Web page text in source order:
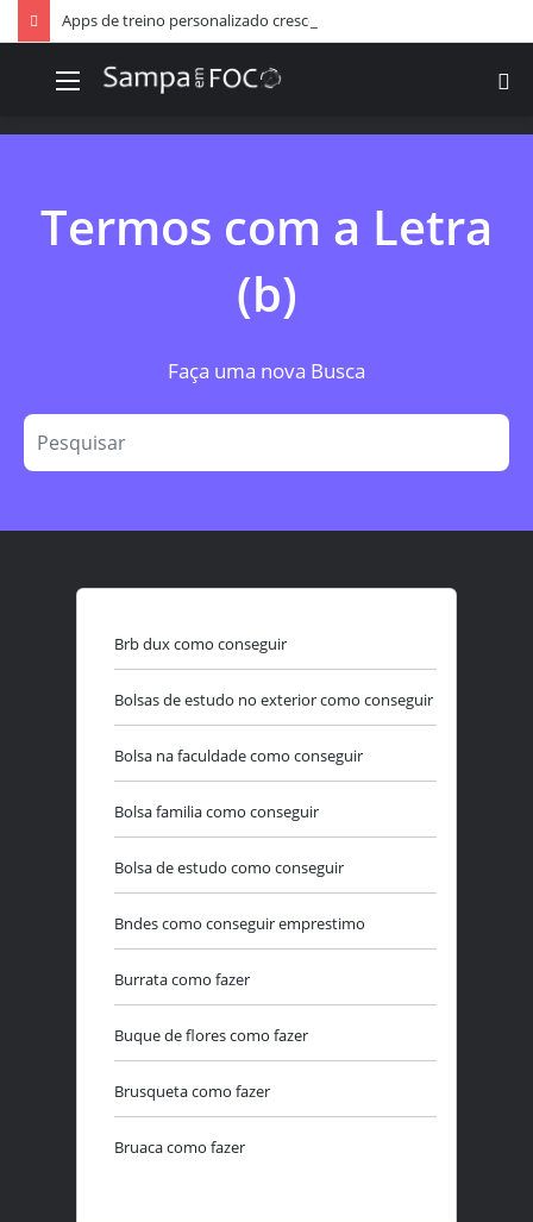
Menu
Termos com a Letra
(b)
Faça uma nova Busca
Brb dux como conseguir
Bolsas de estudo no exterior como conseguir
Bolsa na faculdade como conseguir
Bolsa familia como conseguir
Bolsa de estudo como conseguir
Bndes como conseguir emprestimo
Burrata como fazer
Buque de flores como fazer
Brusqueta como fazer
Bruaca como fazer